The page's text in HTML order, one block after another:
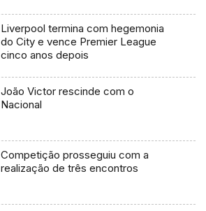
Liverpool termina com hegemonia
do City e vence Premier League
cinco anos depois
João Victor rescinde com o
Nacional
Competição prosseguiu com a
realização de três encontros